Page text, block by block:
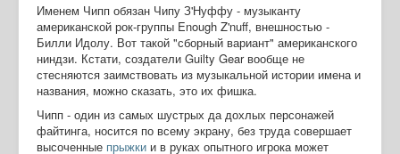
Именем Чипп обязан Чипу З'Нуффу - музыканту
американской рок-группы Enough Z'nuff, внешностью -
Билли Идолу. Вот такой "сборный вариант" американского
ниндзи. Кстати, создатели Guilty Gear вообще не
стесняются заимствовать из музыкальной истории имена и
названия, можно сказать, это их фишка.
Чипп - один из самых шустрых да дохлых персонажей
файтинга, носится по всему экрану, без труда совершает
высоченные прыжки и в руках опытного игрока может